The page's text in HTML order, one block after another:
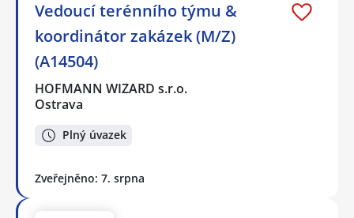
Vedoucí terénního týmu &
koordinátor zakázek (M/Z)
(A14504)
HOFMANN WIZARD s.r.o.
Ostrava
Plný úvazek
Zveřejněno: 7. srpna